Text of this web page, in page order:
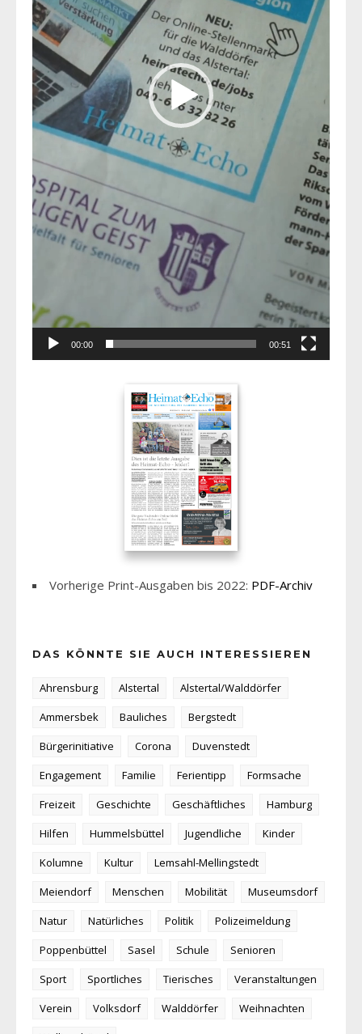
00:00 00:51
Vorherige Print-Ausgaben bis 2022: PDF-Archiv
DAS KÖNNTE SIE AUCH INTERESSIEREN
Ahrensburg Alstertal
Alstertal/Walddörfer
Ammersbek
Bauliches
Bergstedt
Bürgerinitiative
Corona
Duvenstedt
Engagement
Familie Ferientipp
Formsache
Freizeit
Geschichte Geschäftliches
Hamburg
Hilfen
Hummelsbüttel Jugendliche
Kinder
Kolumne
Kultur
Lemsahl-Mellingstedt
Meiendorf
Menschen Mobilität
Museumsdorf
Natur
Natürliches Politik
Polizeimeldung
Poppenbüttel
Sasel Schule
Senioren
Sport
Sportliches Tierisches
Veranstaltungen
Verein
Volksdorf Walddörfer
Weihnachten